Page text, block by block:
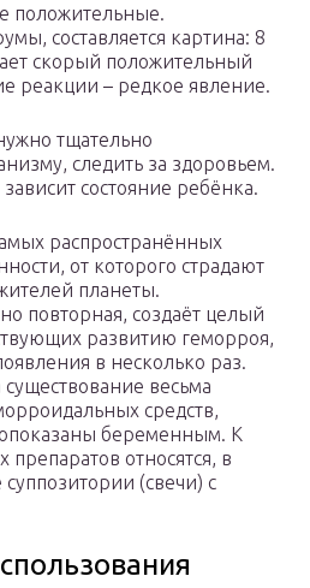
положительные.
составляется картина: 8
скорый положительный
реакции – редкое явление.
тщательно
следить за здоровьем.
состояние ребёнка.
распространённых
от которого страдают
планеты.
повторная, создаёт целый
развитию геморроя,
в несколько раз.
весьма
средств,
беременным. К
относятся, в
(свечи) с